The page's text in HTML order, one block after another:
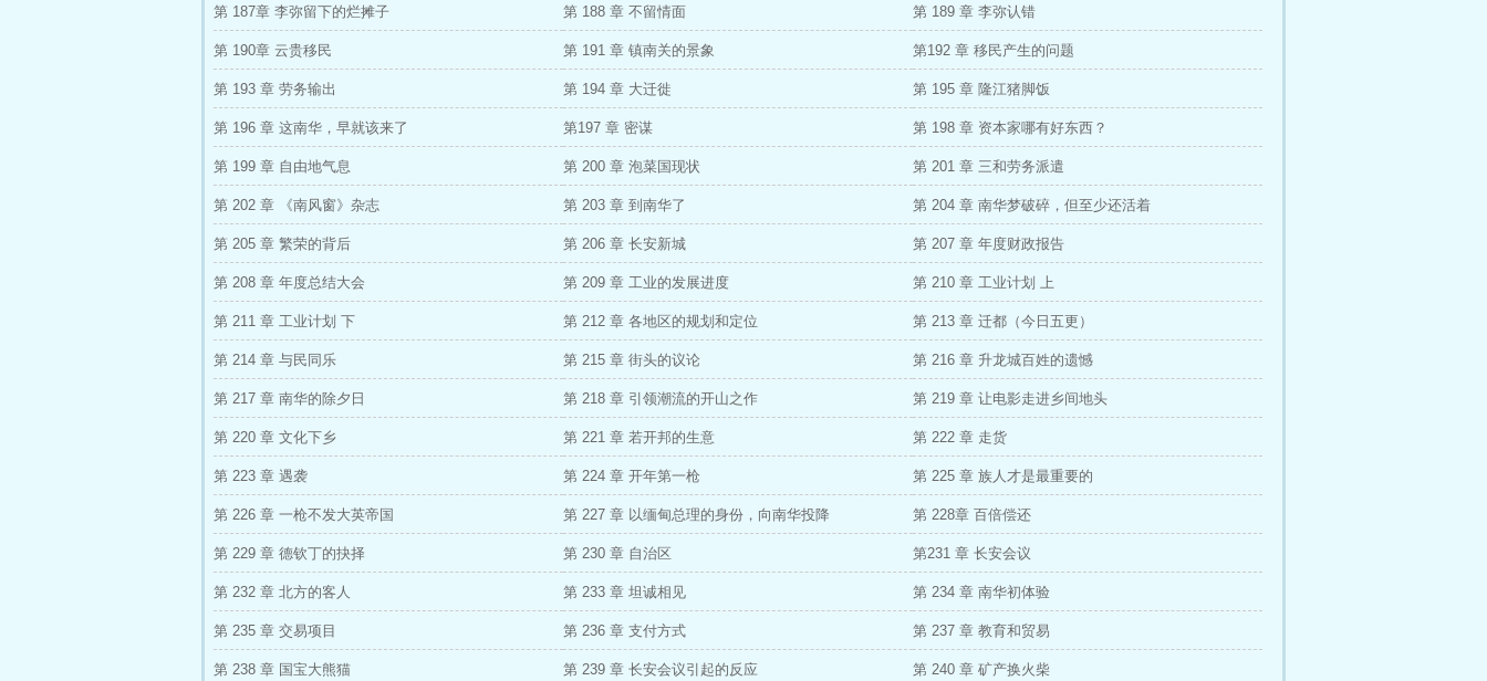
第 187章 李弥留下的烂摊子 第 188 章 不留情面 第 189 章 李弥认错
第 190章 云贵移民 第 191 章 镇南关的景象 第192 章 移民产生的问题
第 193 章 劳务输出 第 194 章 大迁徙 第 195 章 隆江猪脚饭
第 196 章 这南华，早就该来了 第197 章 密谋 第 198 章 资本家哪有好东西？
第 199 章 自由地气息 第 200 章 泡菜国现状 第 201 章 三和劳务派遣
第 202 章 《南风窗》杂志 第 203 章 到南华了 第 204 章 南华梦破碎，但至少还活着
第 205 章 繁荣的背后 第 206 章 长安新城 第 207 章 年度财政报告
第 208 章 年度总结大会 第 209 章 工业的发展进度 第 210 章 工业计划 上
第 211 章 工业计划 下 第 212 章 各地区的规划和定位 第 213 章 迁都（今日五更）
第 214 章 与民同乐 第 215 章 街头的议论 第 216 章 升龙城百姓的遗憾
第 217 章 南华的除夕日 第 218 章 引领潮流的开山之作 第 219 章 让电影走进乡间地头
第 220 章 文化下乡 第 221 章 若开邦的生意 第 222 章 走货
第 223 章 遇袭 第 224 章 开年第一枪 第 225 章 族人才是最重要的
第 226 章 一枪不发大英帝国 第 227 章 以缅甸总理的身份，向南华投降 第 228章 百倍偿还
第 229 章 德钦丁的抉择 第 230 章 自治区 第231 章 长安会议
第 232 章 北方的客人 第 233 章 坦诚相见 第 234 章 南华初体验
第 235 章 交易项目 第 236 章 支付方式 第 237 章 教育和贸易
第 238 章 国宝大熊猫 第 239 章 长安会议引起的反应 第 240 章 矿产换火柴